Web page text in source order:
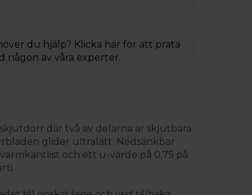
du hjälp? Klicka här för att prata
någon av våra experter.
där två av delarna är skjutbara
glider ultralätt. Nedsänkbar
och ett u-värde på 0,75 på